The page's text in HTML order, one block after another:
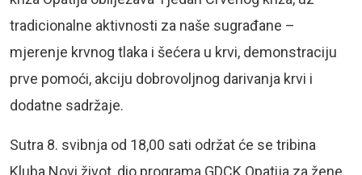
tradicionalne aktivnosti za naše sugrađane –
mjerenje krvnog tlaka i šećera u krvi, demonstraciju
prve pomoći, akciju dobrovoljnog darivanja krvi i
dodatne sadržaje.
Sutra 8. svibnja od 18,00 sati održat će se tribina
Kluba Novi život, dio programa GDCK Opatija za žene